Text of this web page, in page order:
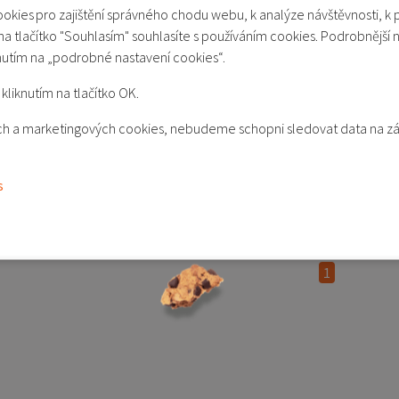
pro zajištění správného chodu webu, k analýze návštěvnosti, k
tlačítko "Souhlasím" souhlasíte s používáním cookies. Podrobnější
na „podrobné nastavení cookies“.
na tlačítko OK.
a marketingových cookies, nebudeme schopni sledovat data na
BN5C
1